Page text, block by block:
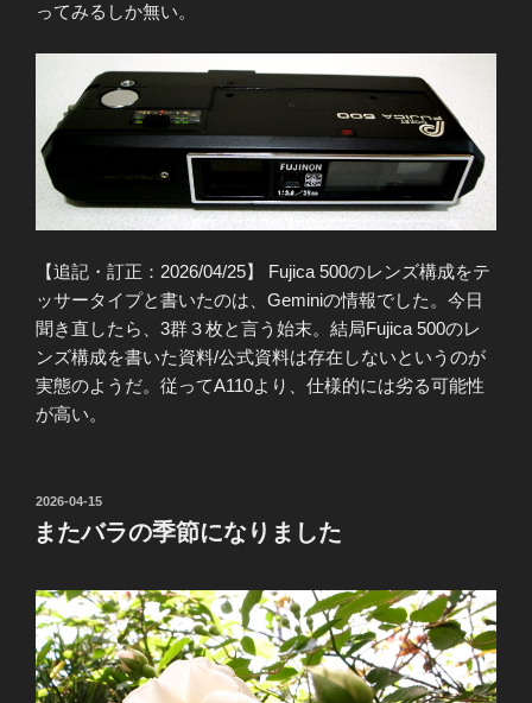
ってみるしか無い。
【追記・訂正：2026/04/25】 Fujica 500のレンズ構成をテ
ッサータイプと書いたのは、Geminiの情報でした。今日
聞き直したら、3群３枚と言う始末。結局Fujica 500のレ
ンズ構成を書いた資料/公式資料は存在しないというのが
実態のようだ。従ってA110より、仕様的には劣る可能性
が高い。
投
稿
日:
2026-04-15
またバラの季節になりました